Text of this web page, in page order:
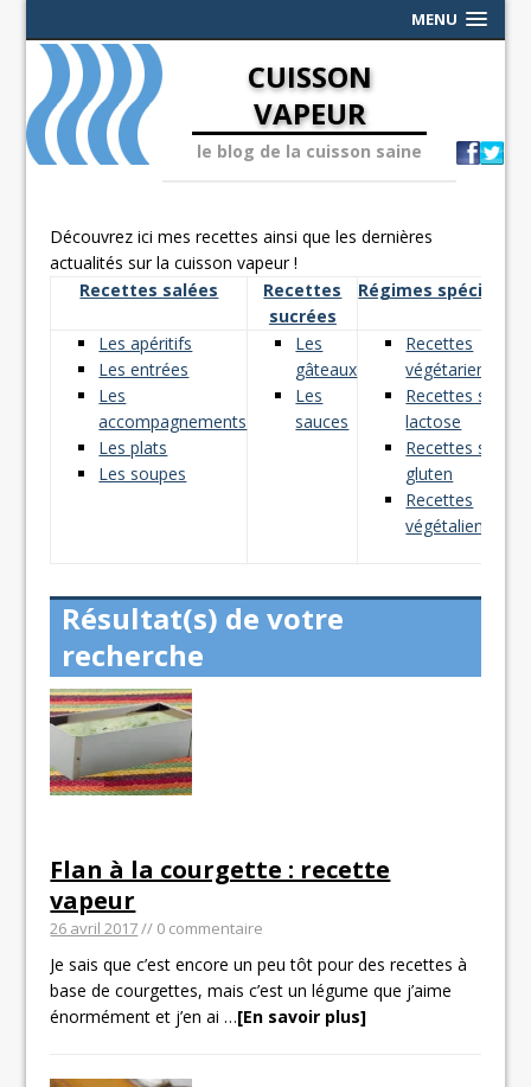
MENU
CUISSON
VAPEUR
le blog de la cuisson saine
Découvrez ici mes recettes ainsi que les dernières
actualités sur la cuisson vapeur !
Recettes salées
Recettes
sucrées
Régimes spéciaux
Les apéritifs
Les entrées
Les
accompagnements
Les plats
Les soupes
Les
gâteaux
Les
sauces
Recettes
végétariennes
Recettes sans
lactose
Recettes sans
gluten
Recettes
végétaliennes
Résultat(s) de votre
recherche
Flan à la courgette : recette
vapeur
26 avril 2017// 0 commentaire
Je sais que c’est encore un peu tôt pour des recettes à
base de courgettes, mais c’est un légume que j’aime
énormément et j’en ai…[En savoir plus]